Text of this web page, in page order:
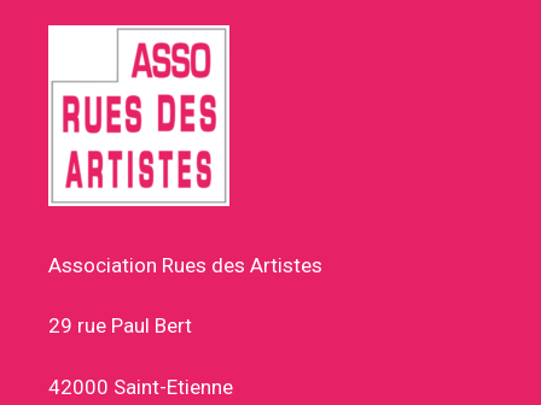
Association Rues des Artistes
29 rue Paul Bert
42000 Saint-Etienne